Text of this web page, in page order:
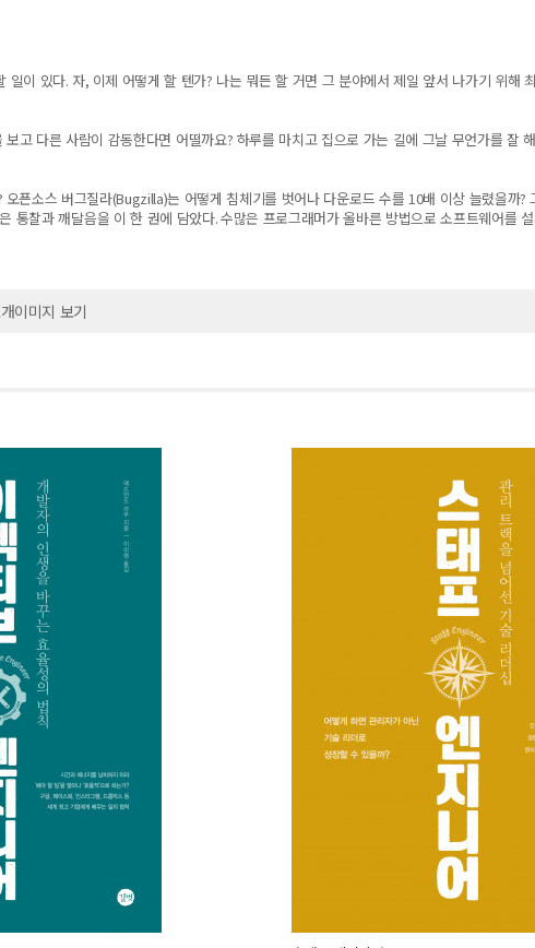
일이 있다. 자, 이제 어떻게 할 텐가? 나는 뭐든 할 거면 그 분야에서 제일 앞서 나가기 위해
보고 다른 사람이 감동한다면 어떨까요? 하루를 마치고 집으로 가는 길에 그날 무언가를 잘
오픈소스 버그질라(Bugzilla)는 어떻게 침체기를 벗어나 다운로드 수를 10배 이상 늘렸을까?
통찰과 깨달음을 이 한 권에 담았다.수많은 프로그래머가 올바른 방법으로 소프트웨어를
이미지 보기